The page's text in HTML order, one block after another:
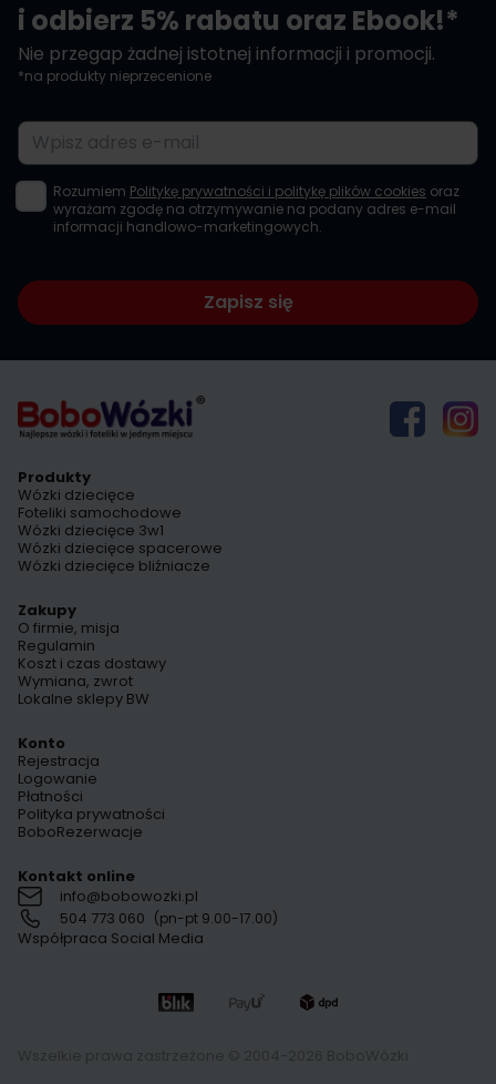
i odbierz 5% rabatu oraz Ebook!*
Nie przegap żadnej istotnej informacji i promocji.
*na produkty nieprzecenione
Adres e-mail
Rozumiem Politykę prywatności i politykę plików cookies oraz
wyrażam zgodę na otrzymywanie na podany adres e-mail
informacji handlowo-marketingowych.
Zapisz się
Produkty
Wózki dziecięce
Foteliki samochodowe
Wózki dziecięce 3w1
Wózki dziecięce spacerowe
Wózki dziecięce bliźniacze
Zakupy
O firmie, misja
Regulamin
Koszt i czas dostawy
Wymiana, zwrot
Lokalne sklepy BW
Konto
Rejestracja
Logowanie
Płatności
Polityka prywatności
BoboRezerwacje
Kontakt online
info@bobowozki.pl
504 773 060 (pn-pt 9.00-17.00)
Współpraca Social Media